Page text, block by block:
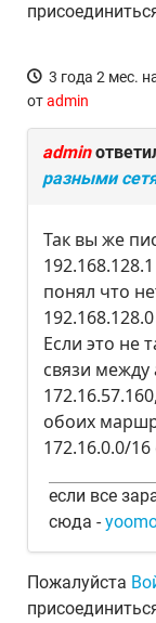
3 года 2 мес.
отadmin
admin
разными
Так вы же
понял что
Если это не
связи между
обоих
172.16.0.0/
если все
сюда -
Пожалуйста